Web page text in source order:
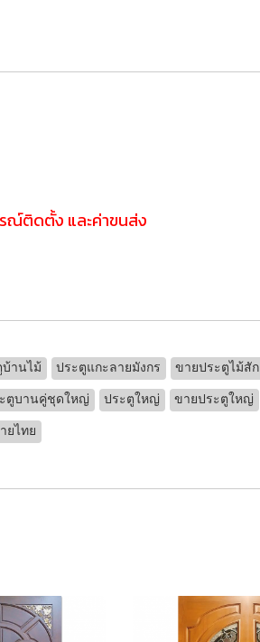
ณ์ติดตั้ง และค่าขนส่ง
านไม้ ประตูแกะลายมังกร ขายประตูไม้สัก
ตูบานคู่ชุดใหญ่ ประตูใหญ่ ขายประตูใหญ่
ยไทย